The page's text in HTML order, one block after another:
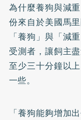
為什麼養狗與減
份來自於美國馬
「養狗」與「減
受測者，讓飼主
至少三十分鐘以
一些。
「養狗能夠增加